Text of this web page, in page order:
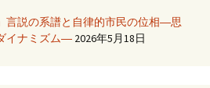
説の系譜と自律的市民の位相―思
イナミズム― 2026年5月18日